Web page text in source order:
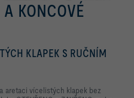
KONCOVÉ
KLAPEK S RUČNÍM
aretaci vícelistých klapek bez